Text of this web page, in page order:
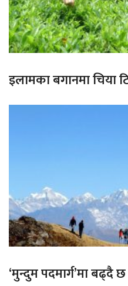
इलामका बगानमा चिया
‘मुन्दुम पदमार्ग’मा